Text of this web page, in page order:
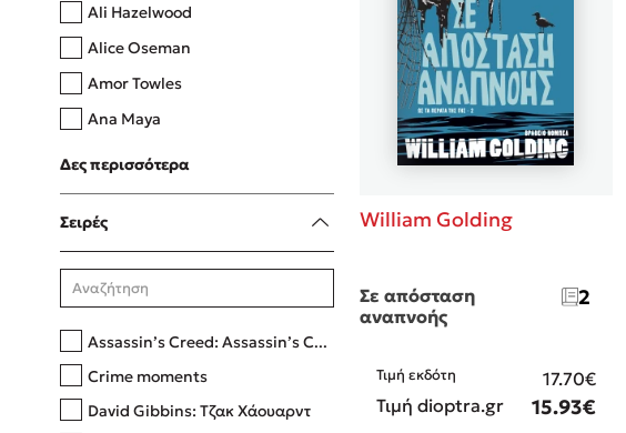
Η μέθοδος Αφήστε τους
Ali Hazelwood
Alice Oseman
Amor Towles
Ana Maya
Andrés Montero
Anthony Reynolds
Δες περισσότερα
Σειρές
Assassin’s Creed: Assassin’s C...
Crime moments
David Gibbins: Τζακ Χάουαρντ
William Golding
Σε απόσταση
αναπνοής
2
Τιμή εκδότη
17.70€
Τιμή dioptra.gr
15.93€